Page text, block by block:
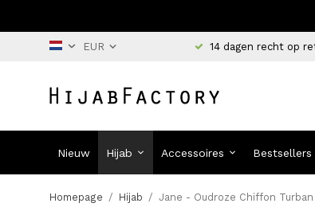
14 dagen recht op
Nieuw Hijab Accessoires Bestsellers
Homepage / Hijab / Jane - Oudroze Chiffon Turban